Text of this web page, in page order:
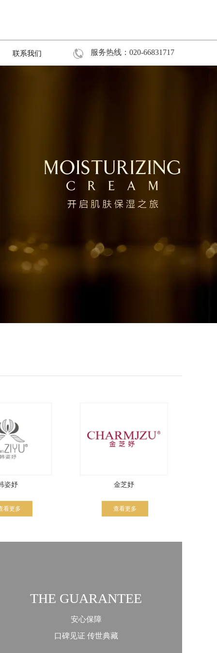
服务热线：020-66831717
联系我们
姿妤 金芝妤
看更多 查看更多
THE GUARANTEE
安心保障
口碑见证 传世典藏